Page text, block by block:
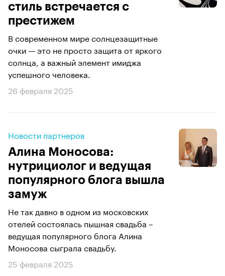
стиль встречается с
престижем
В современном мире солнцезащитные
очки — это не просто защита от яркого
солнца, а важный элемент имиджа
успешного человека.
26 февраля 2025
Новости партнеров
Алина Моносова:
нутрициолог и ведущая
популярного блога вышла
замуж
Не так давно в одном из московских
отелей состоялась пышная свадьба –
ведущая популярного блога Алина
Моносова сыграла свадьбу.
25 февраля 2025